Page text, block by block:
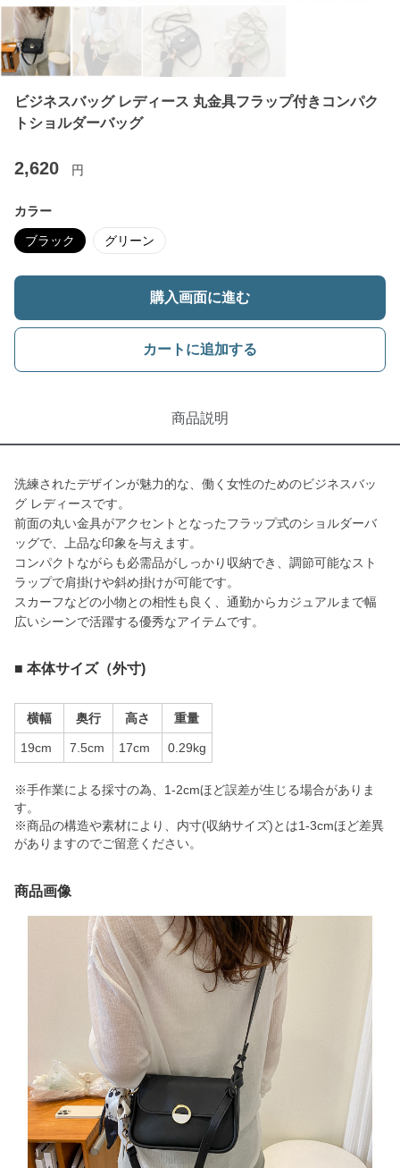
ビジネスバッグ レディース 丸金具フラップ付きコンパク
トショルダーバッグ
2,620 円
カラー
ブラック グリーン
購入画面に進む
カートに追加する
商品説明
洗練されたデザインが魅力的な、働く女性のためのビジネスバッ
グ レディースです。
前面の丸い金具がアクセントとなったフラップ式のショルダーバ
ッグで、上品な印象を与えます。
コンパクトながらも必需品がしっかり収納でき、調節可能なスト
ラップで肩掛けや斜め掛けが可能です。
スカーフなどの小物との相性も良く、通勤からカジュアルまで幅
広いシーンで活躍する優秀なアイテムです。
■ 本体サイズ（外寸)
横幅 奥行 高さ 重量
19cm 7.5cm 17cm 0.29kg
※手作業による採寸の為、1-2cmほど誤差が生じる場合がありま
す。
※商品の構造や素材により、内寸(収納サイズ)とは1-3cmほど差異
がありますのでご留意ください。
商品画像